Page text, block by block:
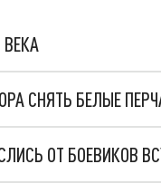
СНЯТЬ БЕЛЫЕ
ОТ БОЕВИКОВ